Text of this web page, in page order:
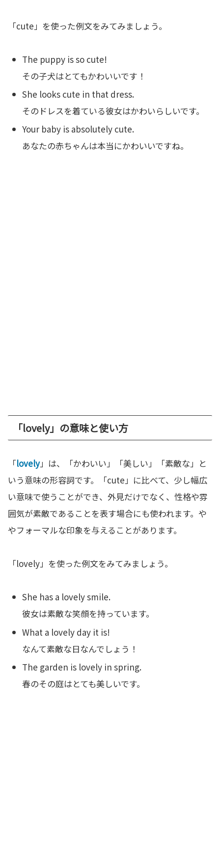
「cute」を使った例文をみてみましょう。
The puppy is so cute!
その子犬はとてもかわいいです！
She looks cute in that dress.
そのドレスを着ている彼女はかわいらしいです。
Your baby is absolutely cute.
あなたの赤ちゃんは本当にかわいいですね。
「lovely」の意味と使い方
「lovely」は、「かわいい」「美しい」「素敵な」と
いう意味の形容詞です。「cute」に比べて、少し幅広
い意味で使うことができ、外見だけでなく、性格や雰
囲気が素敵であることを表す場合にも使われます。や
やフォーマルな印象を与えることがあります。
「lovely」を使った例文をみてみましょう。
She has a lovely smile.
彼女は素敵な笑顔を持っています。
What a lovely day it is!
なんて素敵な日なんでしょう！
The garden is lovely in spring.
春のその庭はとても美しいです。